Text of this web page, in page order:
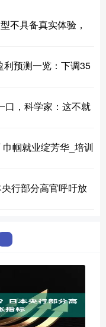
不具备真实体验，
预测一览：下调35
口，科学家：这不就
帼就业绽芳华_培训
行部分高官呼吁放